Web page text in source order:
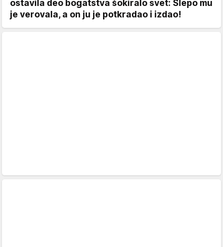
ostavila deo bogatstva šokiralo svet: Slepo mu
je verovala, a on ju je potkradao i izdao!